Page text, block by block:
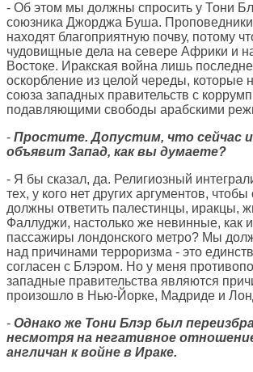
- Об этом мы должны спросить у Тони
союзника Джорджа Буша. Проповедники
находят благоприятную почву, потому
чудовищные дела на севере Африки и
Востоке. Иракская война лишь
оскорбление из целой череды, которые
союза западных правительств с
подавляющими свободы арабскими
- Простите. Допустим, что сейчас
объявит Запад, как вы думаете?
- Я бы сказал, да. Религиозный
тех, у кого нет других аргументов, чтобы
должны ответить палестинцы, иракцы,
Фаллуджи, настолько же невинные, как
пассажиры лондонского метро? Мы
над причинами терроризма - это
согласен с Блэром. Но у меня
западные правительства являются
произошло в Нью-Йорке, Мадриде и
- Однако же Тони Блэр был
несмотря на негативное
англичан к войне в Ираке.